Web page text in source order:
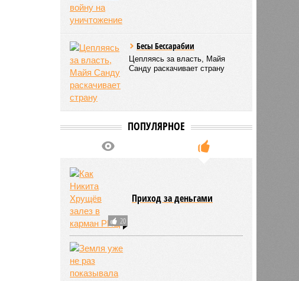
Бесы Бессарабии
Цепляясь за власть, Майя
Санду раскачивает страну
ПОПУЛЯРНОЕ
20
Приход за деньгами